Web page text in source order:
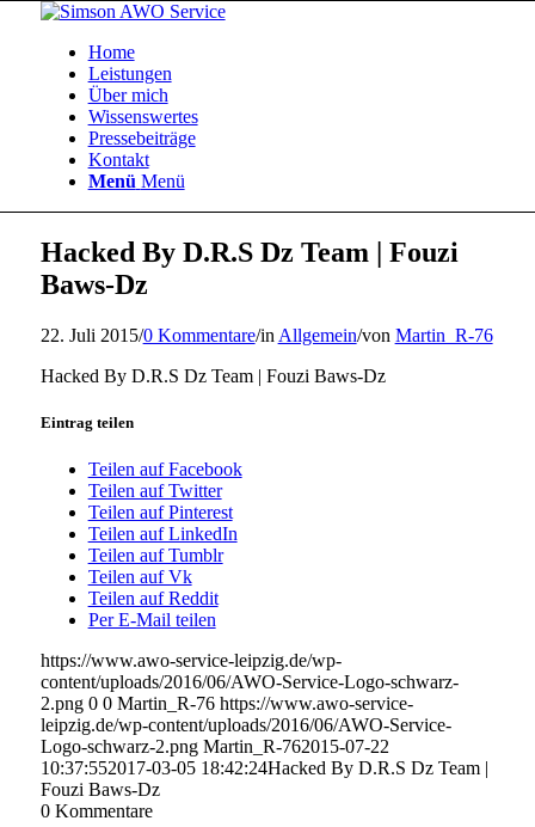
Home
Leistungen
Über mich
Wissenswertes
Pressebeiträge
Kontakt
Menü Menü
Hacked By D.R.S Dz Team | Fouzi
Baws-Dz
22. Juli 2015/0 Kommentare/in Allgemein/von Martin_R-76
Hacked By D.R.S Dz Team | Fouzi Baws-Dz
Eintrag teilen
Teilen auf Facebook
Teilen auf Twitter
Teilen auf Pinterest
Teilen auf LinkedIn
Teilen auf Tumblr
Teilen auf Vk
Teilen auf Reddit
Per E-Mail teilen
https://www.awo-service-leipzig.de/wp-
content/uploads/2016/06/AWO-Service-Logo-schwarz-
2.png 0 0 Martin_R-76 https://www.awo-service-
leipzig.de/wp-content/uploads/2016/06/AWO-Service-
Logo-schwarz-2.png Martin_R-762015-07-22
10:37:552017-03-05 18:42:24Hacked By D.R.S Dz Team |
Fouzi Baws-Dz
0 Kommentare